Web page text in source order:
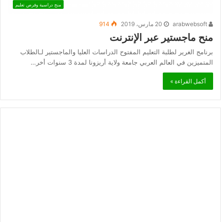
منح دراسية وفرص تعليم
20 مارس، 2019 914
منح ماجستير عبر الإنترنت
برنامج الغرير لطلبة التعليم المفتوح الدراسات العليا والماجستير لـالطلاب
المتميزين في العالم العربي جامعة ولاية أريزونا لمدة 3 سنوات أخر…
أكمل القراءة »